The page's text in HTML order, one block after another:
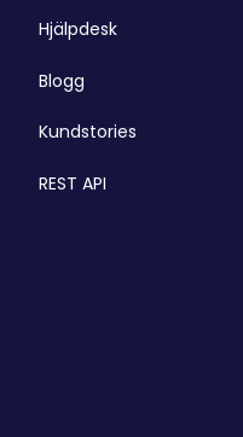
Hjälpdesk
Blogg
Kundstories
REST API